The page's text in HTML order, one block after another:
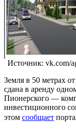
Источник: vk.com/
Земля в 50 метрах
сдана в аренду
Пионерского —
инвестиционного
этом сообщает